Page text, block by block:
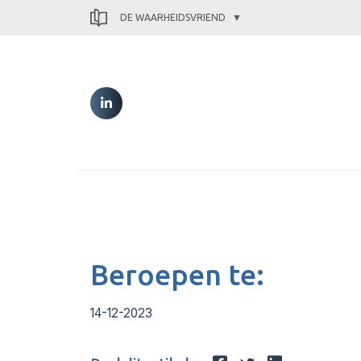
DE WAARHEIDSVRIEND
Beroepen te:
14-12-2023